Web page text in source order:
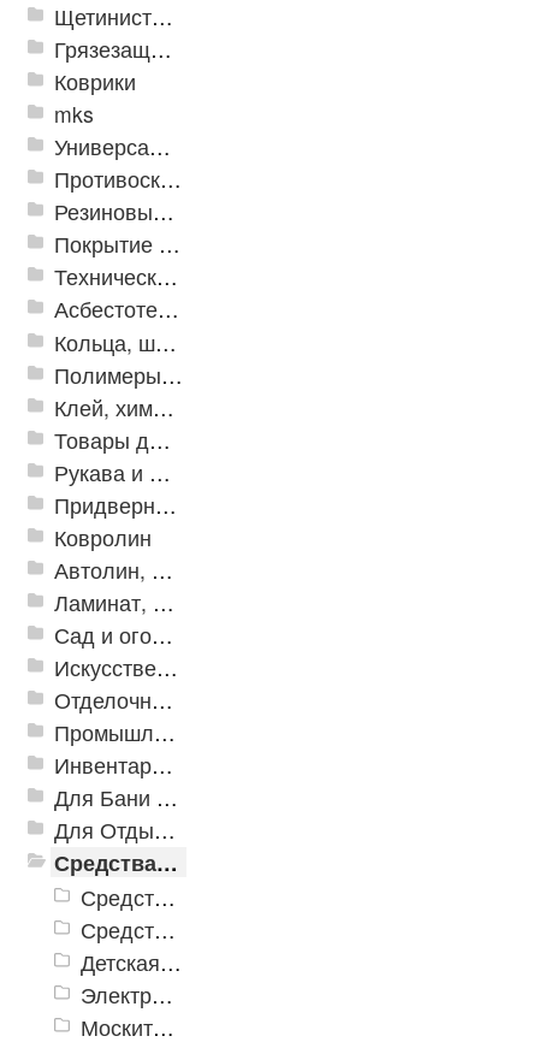
Щетинистые покрытия
Грязезащитные, влаговпитывающие покрытия
Коврики
mks
Универсальные модульные покрытия
Противоскользящая защита для лестниц, профили, ленты
Резиновые и ПВХ дорожки
Покрытие из резиновой крошки
Техническая резина
Асбестотехнические и теплоизоляционные материалы
Кольца, шайбы, манжеты
Полимеры и пластики
Клей, химия, сопутствующие товары
Товары для дома
Рукава и шланги промышленные
Придверные решетки
Ковролин
Автолин, Транслин, Линолеум
Ламинат, Кварцвиниловая плитка SPC
Сад и огород
Искусственная трава
Отделочные профили
Промышленный текстиль
Инвентарь для клининга
Для Бани и Сауны
Для Отдыха и Пикника
Средства от насекомых и садовых вредителей
Средства от клещей
Средства от комаров и мошек
Детская серия от комаров
Электронные средства борьбы с насекомыми
Москитные сетки